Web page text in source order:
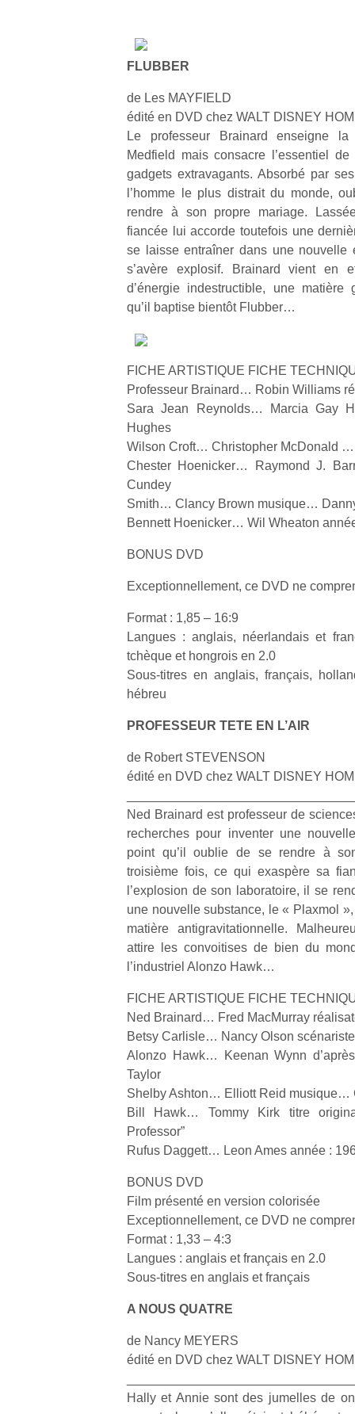
FLUBBER
de Les MAYFIELD
édité en DVD chez WALT DISNEY
Le professeur Brainard enseigne
Medfield mais consacre l’essentiel
gadgets extravagants. Absorbé par
l’homme le plus distrait du monde,
rendre à son propre mariage.
fiancée lui accorde toutefois une
se laisse entraîner dans une nouvelle
s’avère explosif. Brainard vient en
d’énergie indestructible, une matière
qu’il baptise bientôt Flubber…
FICHE ARTISTIQUE FICHE
Professeur Brainard… Robin Williams
Sara Jean Reynolds… Marcia Gay
Hughes
Wilson Croft… Christopher McDonald
Chester Hoenicker… Raymond J.
Cundey
Smith… Clancy Brown musique…
Bennett Hoenicker… Wil Wheaton
BONUS DVD
Exceptionnellement, ce DVD ne
Format : 1,85 – 16:9
Langues : anglais, néerlandais et
tchèque et hongrois en 2.0
Sous-titres en anglais, français,
hébreu
PROFESSEUR TETE EN L’AIR
de Robert STEVENSON
édité en DVD chez WALT DISNEY
Ned Brainard est professeur de
recherches pour inventer une
point qu’il oublie de se rendre à
troisième fois, ce qui exaspère sa
l’explosion de son laboratoire, il se
une nouvelle substance, le « Plaxmol
matière antigravitationnelle.
attire les convoitises de bien du
l’industriel Alonzo Hawk…
FICHE ARTISTIQUE FICHE
Ned Brainard… Fred MacMurray
Betsy Carlisle… Nancy Olson
Alonzo Hawk… Keenan Wynn
Taylor
Shelby Ashton… Elliott Reid musique…
Bill Hawk… Tommy Kirk titre
Professor”
Rufus Daggett… Leon Ames année :
BONUS DVD
Film présenté en version colorisée
Exceptionnellement, ce DVD ne
Format : 1,33 – 4:3
Langues : anglais et français en 2.0
Sous-titres en anglais et français
A NOUS QUATRE
de Nancy MEYERS
édité en DVD chez WALT DISNEY
Hally et Annie sont des jumelles de
à